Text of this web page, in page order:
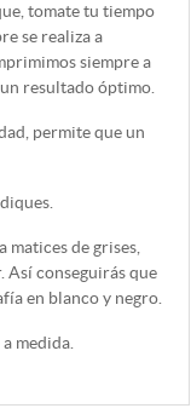
tomate tu tiempo
se realiza a
siempre a
resultado óptimo.
permite que un
matices de grises,
Así conseguirás que
en blanco y negro.
medida.